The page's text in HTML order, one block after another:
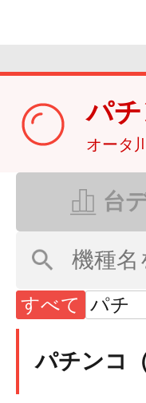
パ
オータ
台
すべて パチ
パチンコ（